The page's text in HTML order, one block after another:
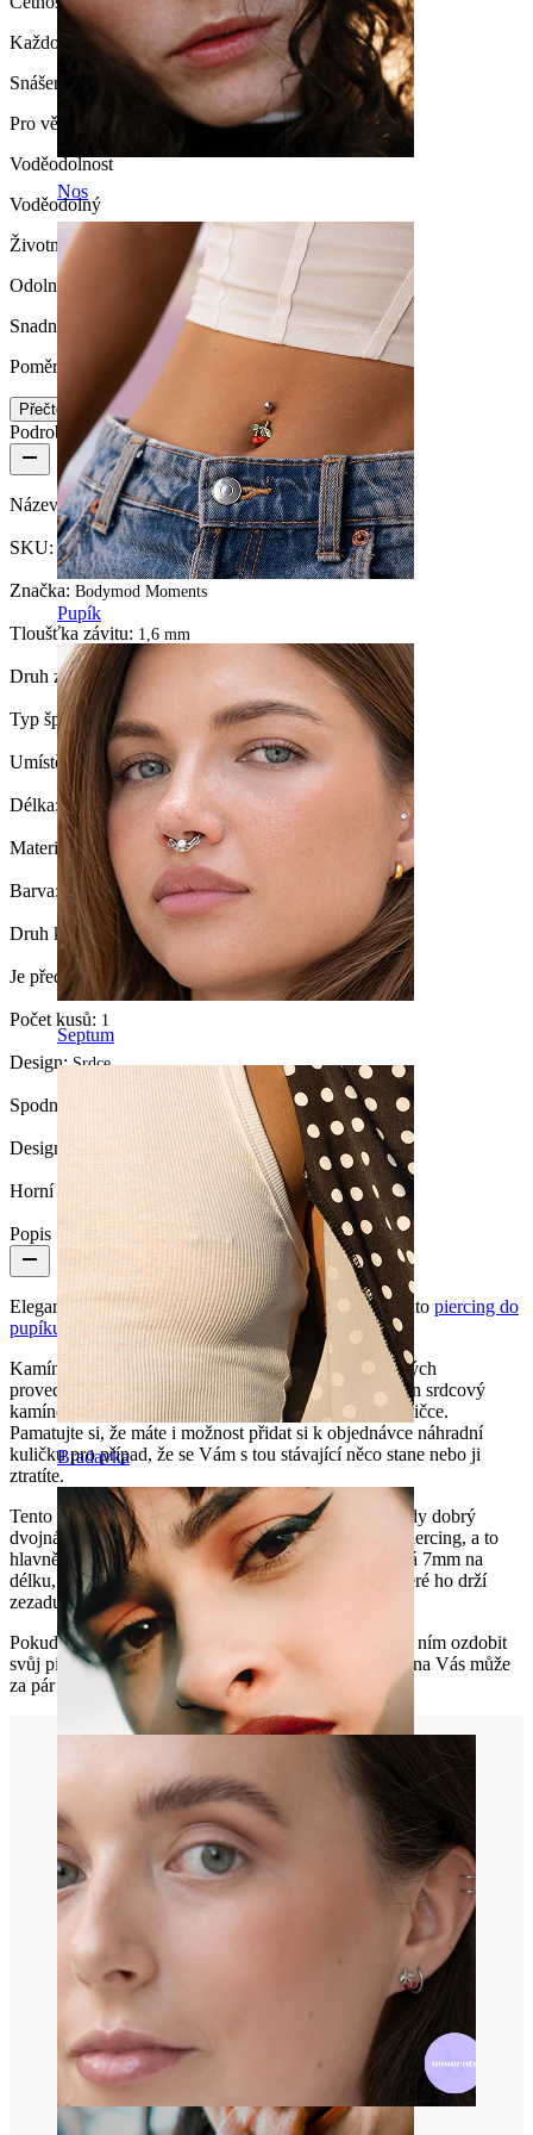
Nos
Pupík
Septum
Bradavka
Rty
Každodenní nošení
Snášenlivost
Pro většinu typů pokožky
Voděodolnost
Voděodolný
Životnost
Odolný
Snadnost používání
Poměrně snadné
Přečtěte si více
Podrobnosti o produktu
Název:Piercing do pupíku s kamínkem ve tvaru srdce
SKU:Belly-54
Značka: Bodymod Moments
Tloušťka závitu: 1,6 mm
Druh zapínání:Vnější závit
Typ šperku: Činky
Umístění: Pupík
Délka:10 mm
Materiál:Chirurgická ocel
Barva: Stříbrná
Druh kamínku: Kubický Zirkon
Je předmět lepený?: Ano
Počet kusů: 1
Design:Srdce
Spodní kulička: 7 mm
Design Height: 7 mm
Horní kulička: 5 mm
Popis
Elegantní, roztomilý a ženský. To jsou slova, která tento piercing do
pupíku se srdcovitým kamínkem vystihují nejlépe.
Kamínek na tomto šperku je k dispozici v pěti barevných
provedeních. Barvu, kterou si vyberete, bude mít nejen srdcový
kamínek na spodní kuličce, ale i kamínek na horní kuličce.
Pamatujte si, že máte i možnost přidat si k objednávce náhradní
kuličku pro případ, že se Vám s tou stávající něco stane nebo ji
ztratíte.
Tento piercing je vyrobený z chirurgické oceli, a je tedy dobrý
dvojnásobně - je dobrý pro Vaše tělo, ale i pro tento piercing, a to
hlavně v případě, že se o něj správně staráte. Srdce má 7mm na
délku, a na šperku je připevněné pomocí 3 krapen, které ho drží
zezadu.
Pokud se Vám tento piercing zalíbil, a chtěli byste si s ním ozdobit
svůj piercing v pupíku, objednejte si ho ještě dnes, ať na Vás může
za pár dní čekat ve schránce.